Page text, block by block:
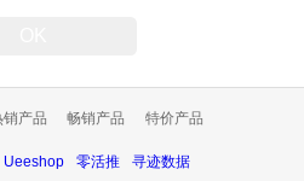
销产品 畅销产品 特价产品
Ueeshop 零活推 寻迹数据